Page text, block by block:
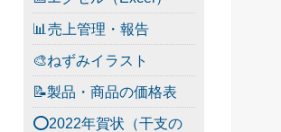
📊売上管理・報告
🎨ねずみイラスト
📝製品・商品の価格表
⭕2022年賀状（干支の